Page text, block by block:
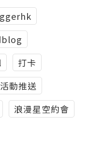
打卡
動推送
浪漫星空約會